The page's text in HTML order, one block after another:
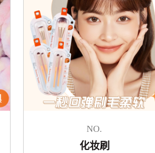
NO.
化妆刷